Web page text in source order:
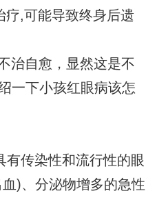
疗,可能导致终身后遗
治自愈，显然这是不
一下小孩红眼病该怎
有传染性和流行性的眼
)、分泌物增多的急性